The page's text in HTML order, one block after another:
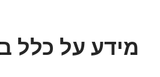
מידע על כלל